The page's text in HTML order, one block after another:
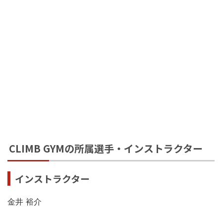
CLIMB GYMの所属選手・インストラクター
インストラクター
金井 裕介